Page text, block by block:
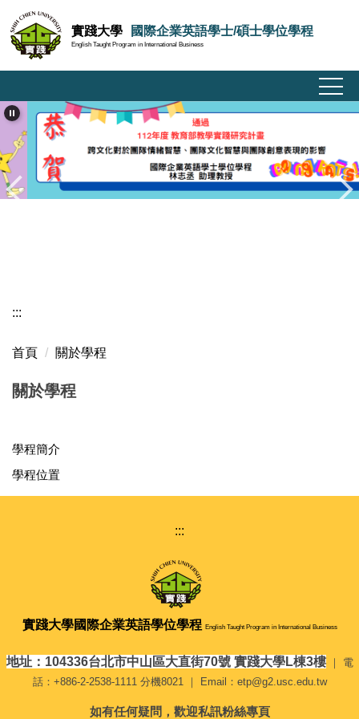
到
主
要
容
實踐大學 國際企業英語學士/碩士學位學程
English Taught Program in International Business
:::
首頁 關於學程
關於學程
學程簡介
學程位置
:::
實踐大學國際企業英語學位學程 English Taught Program in International Business
地址：104336台北市中山區大直街70號 實踐大學L棟3樓｜ 電
話：+886-2-2538-1111 分機8021 ｜ Email：etp@g2.usc.edu.tw
如有任何疑問，歡迎私訊粉絲專頁